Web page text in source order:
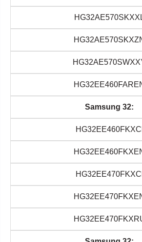
Samsung 32:
HG32EE460FKXCI
HG32EE470FKXCI